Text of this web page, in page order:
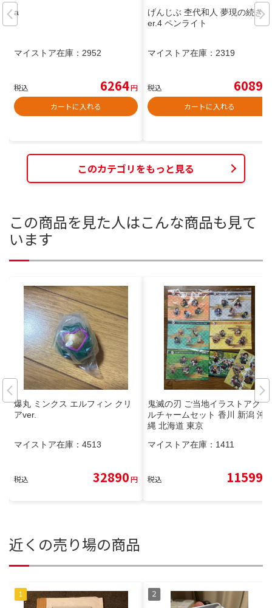
a
マイストア在庫： 2952
税込 6264円
カートに入れる
げんじぶ 杢代和人 夢現の続き v
er.4 ペンライト
マイストア在庫： 2319
税込 6089
カートに入れる
このカテゴリをもっと見る
この商品を見た人はこんな商品も見て
います
爆丸 ミンクス エルフィン クリ
アver.
マイストア在庫： 4513
税込 32890円
鬼滅の刃 ご当地イラストアクリ
ルチャームセット 香川 新潟 沖
縄 北海道 東京
マイストア在庫： 1411
税込 11599
近くの売り場の商品